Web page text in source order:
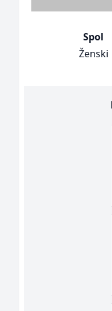
Spol
Ženski